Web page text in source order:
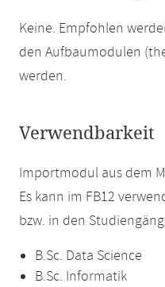
Keine. Empfohlen
den Aufbaumodulen
werden.
Verwendbarkeit
Importmodul aus dem
Es kann im FB12
bzw. in den
B.Sc. Data Science
B.Sc. Informatik